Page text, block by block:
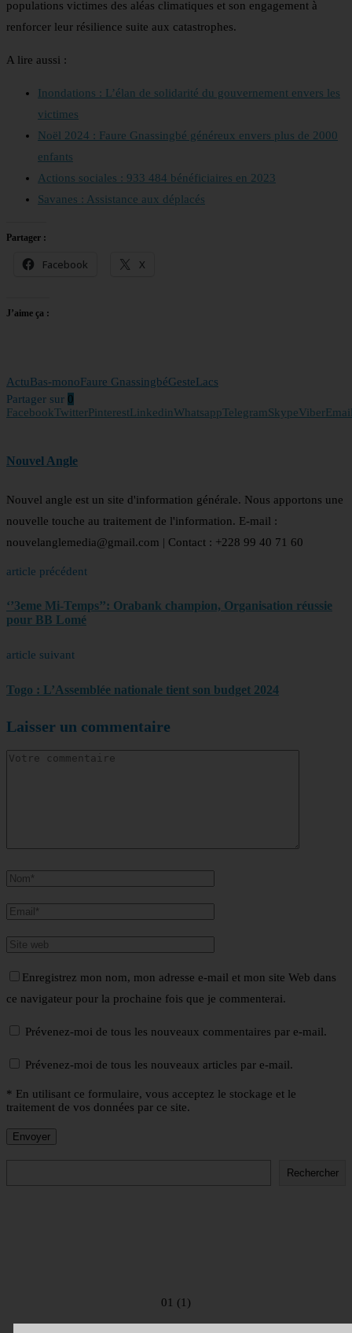
populations victimes des aléas climatiques et son engagement à
renforcer leur résilience suite aux catastrophes.
A lire aussi :
Inondations : L’élan de solidarité du gouvernement envers les
victimes
Noël 2024 : Faure Gnassingbé généreux envers plus de 2000
enfants
Actions sociales : 933 484 bénéficiaires en 2023
Savanes : Assistance aux déplacés
Partager :
Facebook X
J’aime ça :
ActuBas-monoFaure GnassingbéGesteLacs
Partager sur 0
FacebookTwitterPinterestLinkedinWhatsappTelegramSkypeViber
Nouvel Angle
Nouvel angle est un site d'information générale. Nous apportons une
nouvelle touche au traitement de l'information. E-mail :
nouvelanglemedia@gmail.com | Contact : +228 99 40 71 60
article précédent
‘’3eme Mi-Temps’’: Orabank champion, Organisation réussie
pour BB Lomé
article suivant
Togo : L’Assemblée nationale tient son budget 2024
Laisser un commentaire
Enregistrez mon nom, mon adresse e-mail et mon site Web dans
ce navigateur pour la prochaine fois que je commenterai.
Prévenez-moi de tous les nouveaux commentaires par e-mail.
Prévenez-moi de tous les nouveaux articles par e-mail.
* En utilisant ce formulaire, vous acceptez le stockage et le
traitement de vos données par ce site.
Rechercher
01 (1)